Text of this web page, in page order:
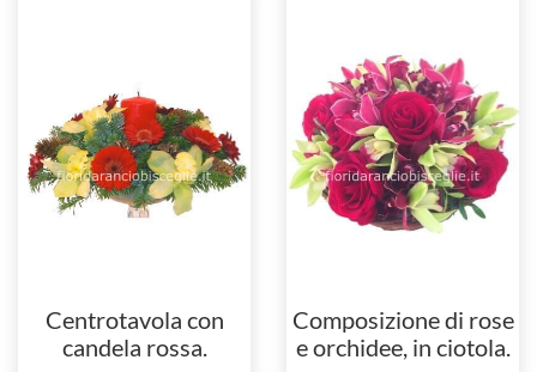
Centrotavola con
candela rossa.
Composizione di rose
e orchidee, in ciotola.